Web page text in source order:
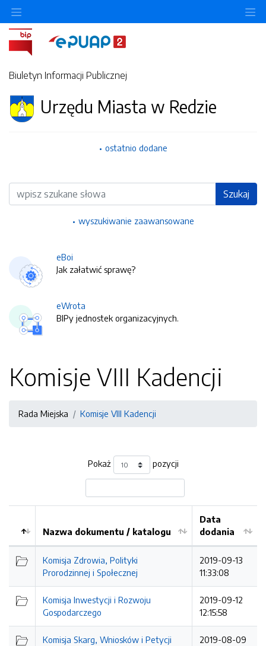
Biuletyn Informacji Publicznej
Urzędu Miasta w Redzie
ostatnio dodane
Wyszukiwarka Szukaj
wyszukiwanie zaawansowane
eBoi
Jak załatwić sprawę?
eWrota
BIPy jednostek organizacyjnych.
Komisje VIII Kadencji
Rada Miejska Komisje VIII Kadencji
Pokaż pozycji
Kolejność
Nazwa dokumentu / katalogu
Data
dodania
Komisja Zdrowia, Polityki
Prorodzinnej i Społecznej
2019-09-13
11:33:08
Komisja Inwestycji i Rozwoju
Gospodarczego
2019-09-12
12:15:58
Komisja Skarg, Wniosków i Petycji
2019-08-09